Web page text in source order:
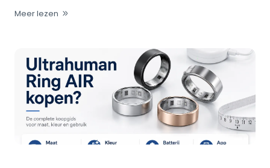
Meer lezen